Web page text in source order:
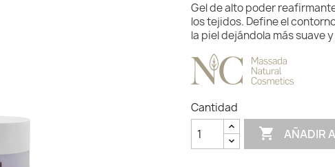
Gel de alto poder
los tejidos. Define el
la piel dejándola más suave
Cantidad
 AÑADIR